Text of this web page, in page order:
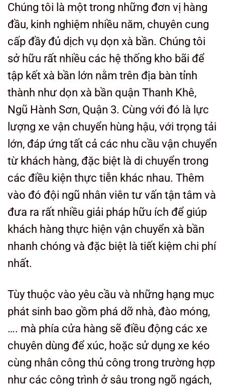
Chúng tôi là một trong những đơn vị hàng
đầu, kinh nghiệm nhiều năm, chuyên cung
cấp đầy đủ dịch vụ dọn xà bần. Chúng tôi
sở hữu rất nhiều các hệ thống kho bãi để
tập kết xà bần lớn nằm trên địa bàn tỉnh
thành như dọn xà bần quận Thanh Khê,
Ngũ Hành Sơn, Quận 3. Cùng với đó là lực
lượng xe vận chuyển hùng hậu, với trọng tải
lớn, đáp ứng tất cả các nhu cầu vận chuyển
từ khách hàng, đặc biệt là di chuyển trong
các điều kiện thực tiễn khác nhau. Thêm
vào đó đội ngũ nhân viên tư vấn tận tâm và
đưa ra rất nhiều giải pháp hữu ích để giúp
khách hàng thực hiện vận chuyển xà bần
nhanh chóng và đặc biệt là tiết kiệm chi phí
nhất.
Tùy thuộc vào yêu cầu và những hạng mục
phát sinh bao gồm phá dỡ nhà, đào móng,
…. mà phía cửa hàng sẽ điều động các xe
chuyên dùng để xúc, hoặc sử dụng xe kéo
cùng nhân công thủ công trong trường hợp
như các công trình ở sâu trong ngõ ngách,